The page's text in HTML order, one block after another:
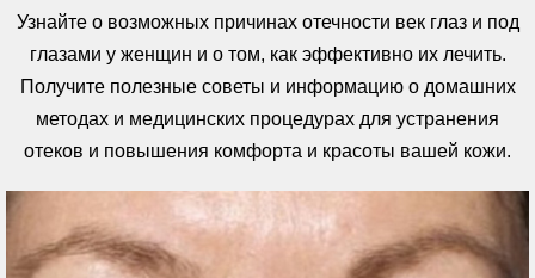
Узнайте о возможных причинах отечности век глаз и под
глазами у женщин и о том, как эффективно их лечить.
Получите полезные советы и информацию о домашних
методах и медицинских процедурах для устранения
отеков и повышения комфорта и красоты вашей кожи.